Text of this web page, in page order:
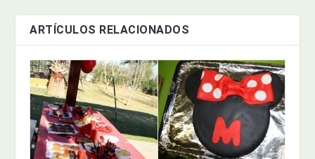
ARTÍCULOS RELACIONADOS